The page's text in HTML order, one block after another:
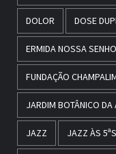
DOLOR DOSE
ERMIDA NOSSA
FUNDAÇÃO
JARDIM BOTÂNICO DA
JAZZ JAZZ ÀS 5ªS